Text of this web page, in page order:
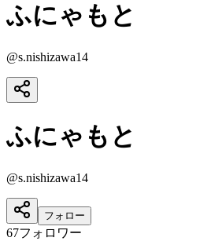
ふにゃもと
@s.nishizawa14
ふにゃもと
@s.nishizawa14
フォロー
67フォロワー